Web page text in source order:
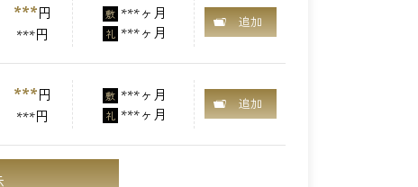
***円
***円
敷 ***ヶ月
礼 ***ヶ月
追加
***円
***円
敷 ***ヶ月
礼 ***ヶ月
追加